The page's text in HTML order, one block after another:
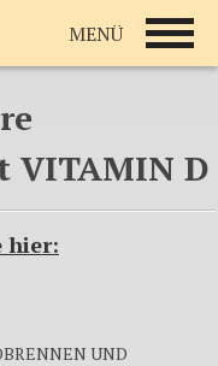
VITAMIN D
hier:
UND
MENÜ